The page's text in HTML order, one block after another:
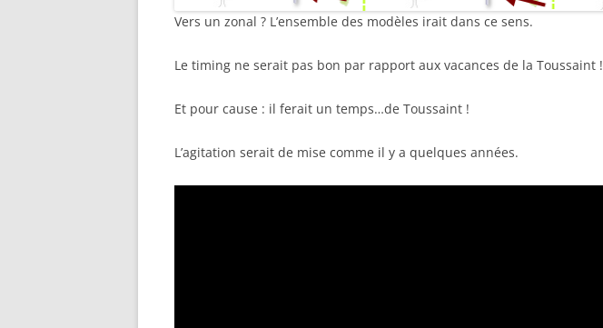
Vers un zonal ? L’ensemble des modèles irait dans ce sens.
Le timing ne serait pas bon par rapport aux vacances de la Toussaint !
Et pour cause : il ferait un temps…de Toussaint !
L’agitation serait de mise comme il y a quelques années.